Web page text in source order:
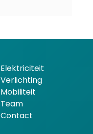
Elektriciteit
Verlichting
Mobiliteit
Team
Contact